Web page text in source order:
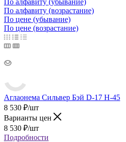
По алфавиту (возрастание)
По цене (убывание)
По цене (возрастание)
Аглаонема Сильвер Бэй D-17 H-45
8 530 ₽/шт
Варианты цен
8 530 ₽/шт
Подробности